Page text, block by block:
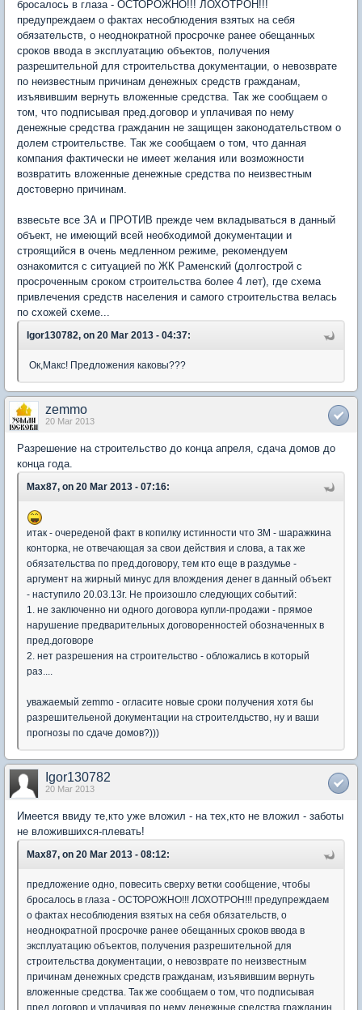
бросалось в глаза - ОСТОРОЖНО!!! ЛОХОТРОН!!!
предупреждаем о фактах несоблюдения взятых на себя
обязательств, о неоднократной просрочке ранее обещанных
сроков ввода в эксплуатацию объектов, получения
разрешительной для строительства документации, о невозврате
по неизвестным причинам денежных средств гражданам,
изъявившим вернуть вложенные средства. Так же сообщаем о
том, что подписывая пред.договор и уплачивая по нему
денежные средства гражданин не защищен законодательством о
долем строительстве. Так же сообщаем о том, что данная
компания фактически не имеет желания или возможности
возвратить вложенные денежные средства по неизвестным
достоверно причинам.
взвесьте все ЗА и ПРОТИВ прежде чем вкладываться в данный
объект, не имеющий всей необходимой документации и
строящийся в очень медленном режиме, рекомендуем
ознакомится с ситуацией по ЖК Раменский (долгострой с
просроченным сроком строительства более 4 лет), где схема
привлечения средств населения и самого строительства велась
по схожей схеме...
Igor130782, on 20 Mar 2013 - 04:37:
Ок,Макс! Предложения каковы???
zemmo
20 Mar 2013
Разрешение на строительство до конца апреля, сдача домов до
конца года.
Max87, on 20 Mar 2013 - 07:16:
итак - очереденой факт в копилку истинности что ЗМ - шаражкина
конторка, не отвечающая за свои действия и слова, а так же
обязательства по пред.договору, тем кто еще в раздумье -
аргумент на жирный минус для влождения денег в данный объект
- наступило 20.03.13г. Не произошло следующих событий:
1. не заключенно ни одного договора купли-продажи - прямое
нарушение предварительных договоренностей обозначенных в
пред.договоре
2. нет разрешения на строительство - обложались в который
раз....
уважаемый zemmo - огласите новые сроки получения хотя бы
разрешительеной документации на строителдьство, ну и ваши
прогнозы по сдаче домов?)))
Igor130782
20 Mar 2013
Имеется ввиду те,кто уже вложил - на тех,кто не вложил - заботы
не вложившихся-плевать!
Max87, on 20 Mar 2013 - 08:12:
предложение одно, повесить сверху ветки сообщение, чтобы
бросалось в глаза - ОСТОРОЖНО!!! ЛОХОТРОН!!! предупреждаем
о фактах несоблюдения взятых на себя обязательств, о
неоднократной просрочке ранее обещанных сроков ввода в
эксплуатацию объектов, получения разрешительной для
строительства документации, о невозврате по неизвестным
причинам денежных средств гражданам, изъявившим вернуть
вложенные средства. Так же сообщаем о том, что подписывая